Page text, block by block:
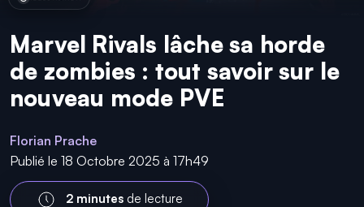
Marvel Rivals lâche sa horde
de zombies : tout savoir sur le
nouveau mode PVE
Florian Prache
Publié le 18 Octobre 2025 à 17h49
2 minutesde lecture